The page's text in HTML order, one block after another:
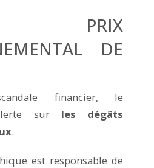
DE
financier, le
sur les dégâts
.
est responsable de